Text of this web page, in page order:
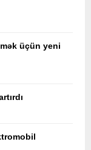
üçün yeni